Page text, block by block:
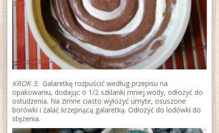
KROK 3:Galaretkę rozpuścić według przepisu na
opakowaniu, dodając o 1/2 szklanki mniej wody, odłożyć do
ostudzenia. Na zimne ciasto wyłożyć umyte, osuszone
borówki i zalać krzepnącą galaretką. Odłożyć do lodówki do
stężenia.